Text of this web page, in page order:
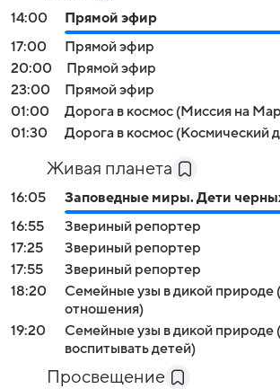
14:00
Прямой эфир
17:00
Прямой эфир
20:00
Прямой эфир
23:00
Прямой эфир
01:00
Дорога в космос (Миссия на
01:30
Дорога в космос (Космический
Живая планета
16:05
Заповедные миры. Дети
16:55
Звериный репортер
17:25
Звериный репортер
17:55
Звериный репортер
18:20
Семейные узы в дикой природе
отношения)
19:20
Семейные узы в дикой природе
воспитывать детей)
Просвещение